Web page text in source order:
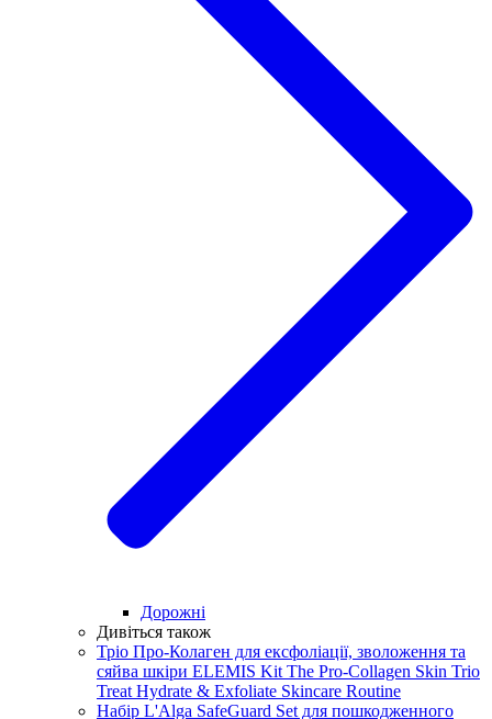
Дорожні
Дивіться також
Тріо Про-Колаген для ексфоліації, зволоження та
сяйва шкіри ELEMIS Kit The Pro-Collagen Skin Trio
Treat Hydrate & Exfoliate Skincare Routine
Набір L'Alga SafeGuard Set для пошкодженного